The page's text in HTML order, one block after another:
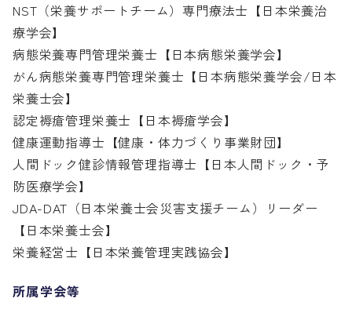
NST（栄養サポートチーム）専門療法士【日本栄養治
療学会】
病態栄養専門管理栄養士【日本病態栄養学会】
がん病態栄養専門管理栄養士【日本病態栄養学会/日本
栄養士会】
認定褥瘡管理栄養士【日本褥瘡学会】
健康運動指導士【健康・体力づくり事業財団】
人間ドック健診情報管理指導士【日本人間ドック・予
防医療学会】
JDA-DAT（日本栄養士会災害支援チーム）リーダー
【日本栄養士会】
栄養経営士【日本栄養管理実践協会】
所属学会等